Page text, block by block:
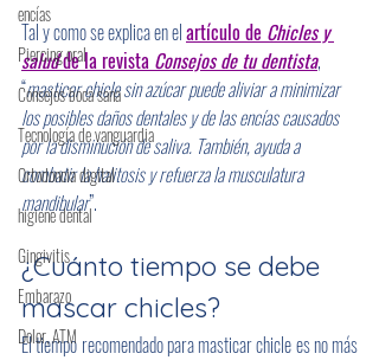
encías
Piercing oral
Consejos boca sana
Tecnología de vanguardia
Ortodoncia digital
higiene dental
Gingivitis
Embarazo
Dolor, ATM
Tal y como se explica en el artículo de Chicles y
salud de la revista Consejos de tu dentista,
“masticar chicle sin azúcar puede aliviar a minimizar
los posibles daños dentales y de las encías causados
por la disminución de saliva. También, ayuda a
combatir la halitosis y refuerza la musculatura
mandibular”.
¿Cuánto tiempo se debe
mascar chicles?
El tiempo recomendado para masticar chicle es no más